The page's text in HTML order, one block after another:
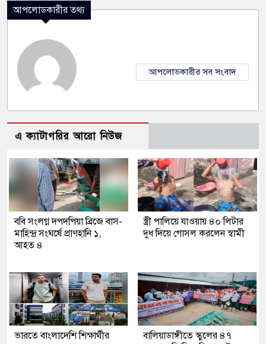
আপলোডকারীর তথ্য
আপলোডকারীর সব সংবাদ
এ ক্যাটাগরির আরো নিউজ
ববি সংলগ্ন দপদপিয়া ব্রিজে বাস-
মাহিন্দ্র সংঘর্ষে প্রাণহানি ১,
আহত ৪
স্ত্রী পালিয়ে যাওয়ায় ৪০ লিটার
দুধ দিয়ে গোসল করলেন স্বামী
ভারতে বাংলাদেশি শিক্ষার্থীর
বালিয়াডাঙ্গীতে স্কুলের ৪৭